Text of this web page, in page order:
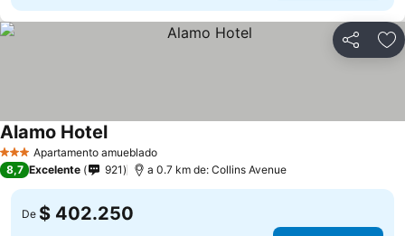
Compartir
3 EstrellasApartamento amueblado
Alamo Hotel
8,7 Excelente 921 a 0.7 km de: Collins Avenue
De $ 402.250